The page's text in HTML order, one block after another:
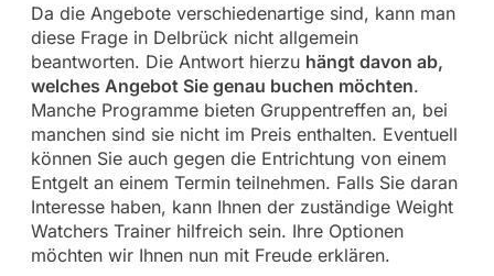
Da die Angebote verschiedenartige sind, kann man
diese Frage in Delbrück nicht allgemein
beantworten. Die Antwort hierzu hängt davon ab,
welches Angebot Sie genau buchen möchten.
Manche Programme bieten Gruppentreffen an, bei
manchen sind sie nicht im Preis enthalten. Eventuell
können Sie auch gegen die Entrichtung von einem
Entgelt an einem Termin teilnehmen. Falls Sie daran
Interesse haben, kann Ihnen der zuständige Weight
Watchers Trainer hilfreich sein. Ihre Optionen
möchten wir Ihnen nun mit Freude erklären.